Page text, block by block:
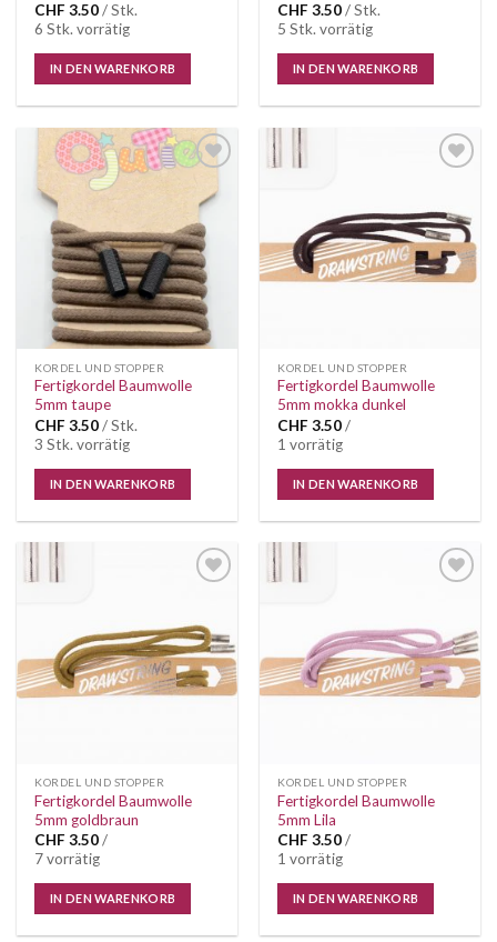
CHF 3.50/ Stk.
6 Stk. vorrätig
IN DEN WARENKORB
CHF 3.50/ Stk.
5 Stk. vorrätig
IN DEN WARENKORB
Wunschliste
KORDEL UND STOPPER
Fertigkordel Baumwolle
5mm taupe
CHF 3.50/ Stk.
3 Stk. vorrätig
IN DEN WARENKORB
KORDEL UND STOPPER
Fertigkordel Baumwolle
5mm mokka dunkel
CHF 3.50/
1 vorrätig
IN DEN WARENKORB
KORDEL UND STOPPER
Fertigkordel Baumwolle
5mm goldbraun
CHF 3.50/
7 vorrätig
IN DEN WARENKORB
KORDEL UND STOPPER
Fertigkordel Baumwolle
5mm Lila
CHF 3.50/
1 vorrätig
IN DEN WARENKORB